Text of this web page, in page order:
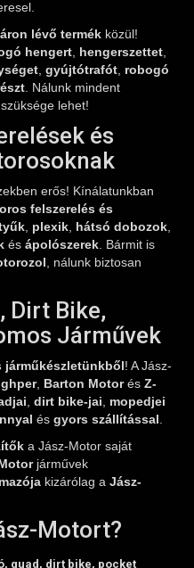
hengert,hengerszettet
,gyújtótrafót,robogó
. Nálunk mindent
lehet!
és
erős! Kínálatunkban
felszerelés és
,plexik,hátsó dobozok
ésápolószerek. Bármit is
, nálunk biztosan
Bike,
Járművek
,Barton MotorésZ-
,dirt bike-jai,mopedjei
ésgyors szállítással.
a Jász-Motor saját
járművek
kizárólag a
Motort?
és elektromos robogó